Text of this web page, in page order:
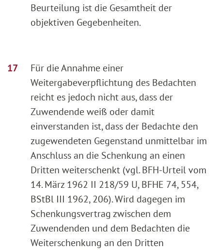
Beurteilung ist die Gesamtheit der
objektiven Gegebenheiten.
Für die Annahme einer
Weitergabeverpflichtung des Bedachten
reicht es jedoch nicht aus, dass der
Zuwendende weiß oder damit
einverstanden ist, dass der Bedachte den
zugewendeten Gegenstand unmittelbar im
Anschluss an die Schenkung an einen
Dritten weiterschenkt (vgl. BFH-Urteil vom
14. März 1962 II 218/59 U, BFHE 74, 554,
BStBl III 1962, 206). Wird dagegen im
Schenkungsvertrag zwischen dem
Zuwendenden und dem Bedachten die
Weiterschenkung an den Dritten